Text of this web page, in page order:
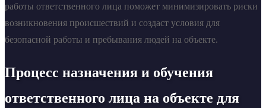
работы ответственного лица поможет минимизировать риски
возникновения происшествий и создаст условия для
безопасной работы и пребывания людей на объекте.
Процесс назначения и обучения
ответственного лица на объекте для